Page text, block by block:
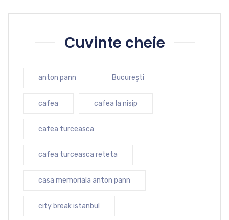
Cuvinte cheie
anton pann București
cafea cafea la nisip
cafea turceasca
cafea turceasca reteta
casa memoriala anton pann
city break istanbul